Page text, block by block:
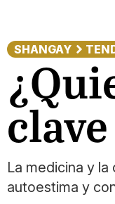
SHANGAY
La medicina y
autoestima y